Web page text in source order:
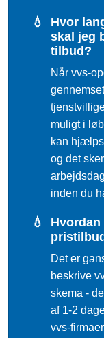
💧 Hvor
skal jeg
tilbud?
Når vvs-
muligt i
kan
og det
inden du
💧
Det er
beskrive
skema -
af 1-2
vvs-